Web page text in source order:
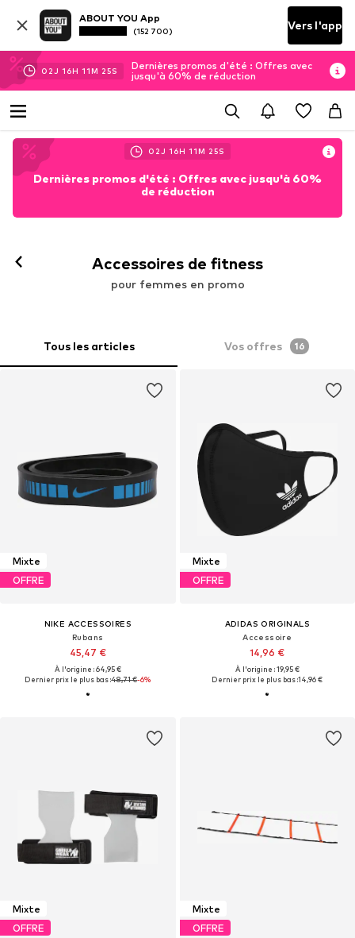
ABOUT YOU App
(152 700) Vers l'app
02J 16H 11M 23S
Dernières promos d'été : Offres avec
jusqu'à 60% de réduction
02J 16H 11M 23S
Dernières promos d'été : Offres avec jusqu'à 60%
de réduction
Accessoires de fitness
pour femmes en promo
Tous les articles Vos offres 16
Mixte
OFFRE
NIKE ACCESSOIRES
Rubans
45,47 €
À l'origine : 64,95 €
Dernier prix le plus bas :48,71 €-6%
Mixte
OFFRE
ADIDAS ORIGINALS
Accessoire
14,96 €
À l'origine : 19,95 €
Dernier prix le plus bas :14,96 €
Mixte
OFFRE
Mixte
OFFRE